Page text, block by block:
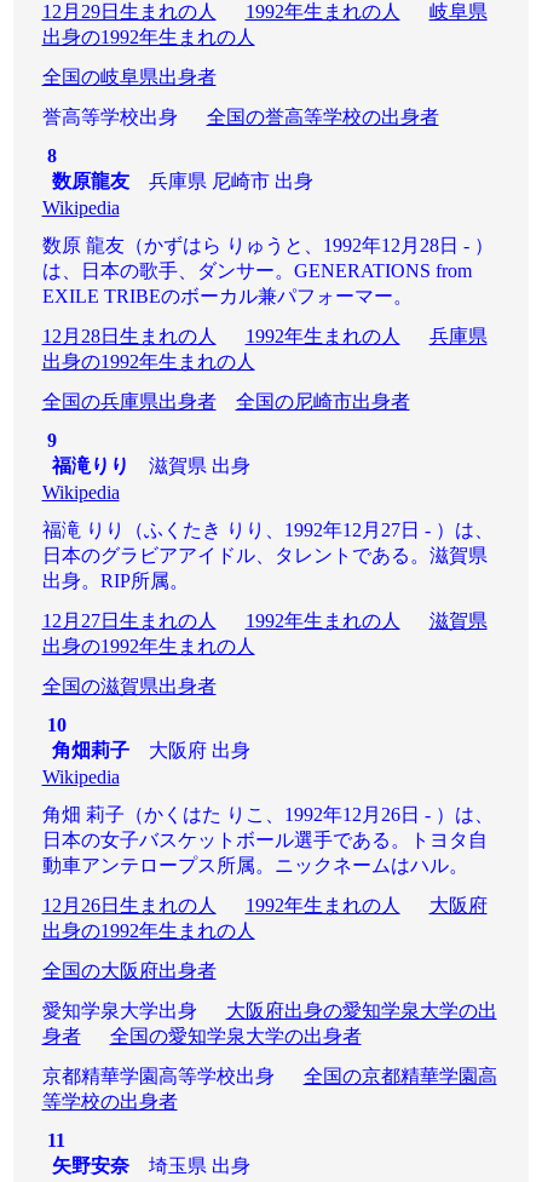
12月29日生まれの人
1992年生まれの人
岐阜県
出身の1992年生まれの人
全国の岐阜県出身者
誉高等学校出身 全国の誉高等学校の出身者
8
数原龍友兵庫県 尼崎市 出身
Wikipedia
数原 龍友（かずはら りゅうと、1992年12月28日 - ）
は、日本の歌手、ダンサー。GENERATIONS from
EXILE TRIBEのボーカル兼パフォーマー。
12月28日生まれの人
1992年生まれの人
兵庫県
出身の1992年生まれの人
全国の兵庫県出身者
全国の尼崎市出身者
9
福滝りり
滋賀県 出身
Wikipedia
福滝 りり（ふくたき りり、1992年12月27日 - ）は、
日本のグラビアアイドル、タレントである。滋賀県
出身。RIP所属。
12月27日生まれの人
1992年生まれの人
滋賀県
出身の1992年生まれの人
全国の滋賀県出身者
10
角畑莉子大阪府 出身
Wikipedia
角畑 莉子（かくはた りこ、1992年12月26日 - ）は、
日本の女子バスケットボール選手である。トヨタ自
動車アンテロープス所属。ニックネームはハル。
12月26日生まれの人
1992年生まれの人
大阪府
出身の1992年生まれの人
全国の大阪府出身者
愛知学泉大学出身 大阪府出身の愛知学泉大学の出
身者
全国の愛知学泉大学の出身者
京都精華学園高等学校出身 全国の京都精華学園高
等学校の出身者
11
矢野安奈埼玉県 出身